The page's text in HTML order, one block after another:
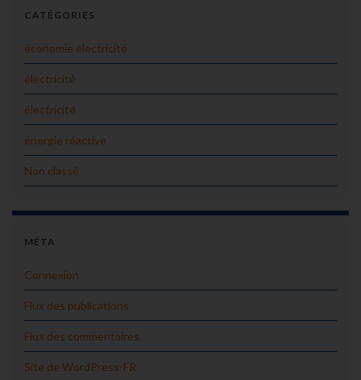
CATÉGORIES
économie électricité
électricité
électricité
énergie réactive
Non classé
MÉTA
Connexion
Flux des publications
Flux des commentaires
Site de WordPress-FR